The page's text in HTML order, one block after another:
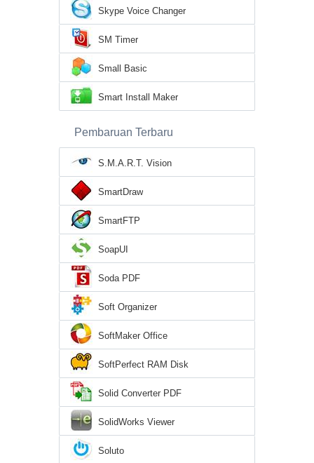
Skype Voice Changer
SM Timer
Small Basic
Smart Install Maker
Pembaruan Terbaru
S.M.A.R.T. Vision
SmartDraw
SmartFTP
SoapUI
Soda PDF
Soft Organizer
SoftMaker Office
SoftPerfect RAM Disk
Solid Converter PDF
SolidWorks Viewer
Soluto